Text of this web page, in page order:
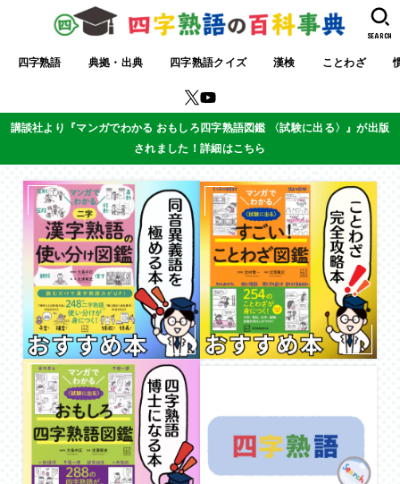
四字熟語 典拠・出典 四字熟語クイズ 漢検 ことわざ
SEARCH
講談社より『マンガでわかる おもしろ四字熟語図鑑 〈試験に出る〉』が出版
されました！詳細はこちら